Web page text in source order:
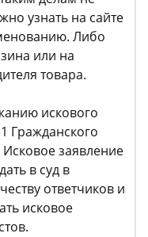
узнать на сайте
Либо
или на
товара.
искового
Гражданского
заявление
в суд в
ответчиков и
исковое